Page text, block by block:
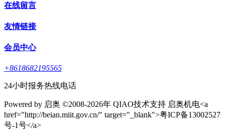
在线留言
友情链接
会员中心
+8618682195565
24小时报务热线电话
Powered by 启奥 ©2008-2026年 QIAO技术支持 启奥机电<a
href="http://beian.miit.gov.cn/" target="_blank">粤ICP备13002527
号-1号</a>